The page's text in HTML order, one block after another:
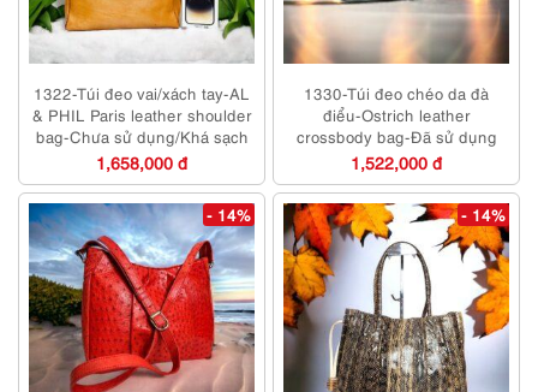
1322-Túi đeo vai/xách tay-AL
& PHIL Paris leather shoulder
bag-Chưa sử dụng/Khá sạch
1,658,000 đ
1330-Túi đeo chéo da đà
điểu-Ostrich leather
crossbody bag-Đã sử dụng
1,522,000 đ
- 14% - 14%